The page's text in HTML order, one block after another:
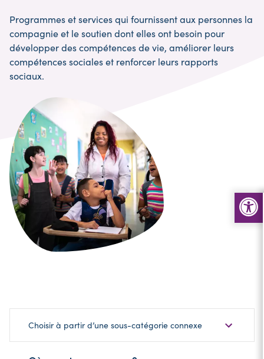
Programmes et services qui fournissent aux personnes la
compagnie et le soutien dont elles ont besoin pour
développer des compétences de vie, améliorer leurs
compétences sociales et renforcer leurs rapports
sociaux.
sous-
Choisir à partir d’une sous-catégorie connexe